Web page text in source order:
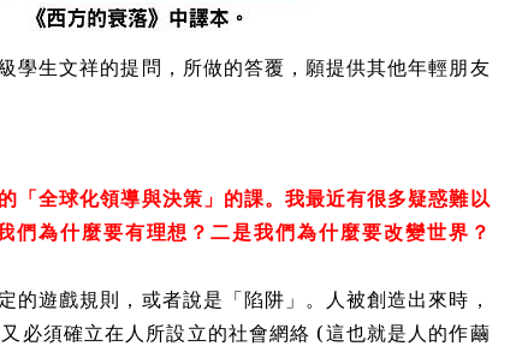
生文祥的提問，所做的答覆，願提供其他年輕朋友
「全球化領導與決策」的課。我最近有很多疑惑難以
為什麼要有理想？二是我們為什麼要改變世界？
遊戲規則，或者說是「陷阱」。人被創造出來時，
必須確立在人所設立的社會網絡 (這也就是人的作繭